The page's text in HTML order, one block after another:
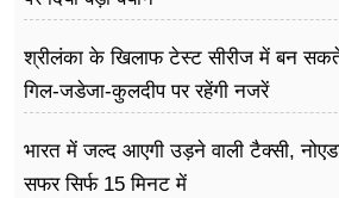
श्रीलंका के खिलाफ टेस्ट सीरीज में बन
गिल-जडेजा-कुलदीप पर रहेंगी नजरें
भारत में जल्द आएगी उड़ने वाली टैक्सी,
सफर सिर्फ 15 मिनट में